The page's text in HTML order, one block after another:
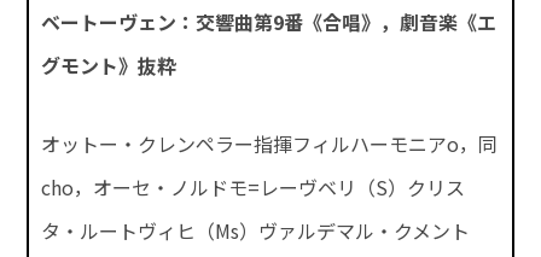
ベートーヴェン：交響曲第9番《合唱》，劇音楽《エ
グモント》抜粋
オットー・クレンペラー指揮フィルハーモニアo，同
cho，オーセ・ノルドモ=レーヴベリ（S）クリス
タ・ルートヴィヒ（Ms）ヴァルデマル・クメント